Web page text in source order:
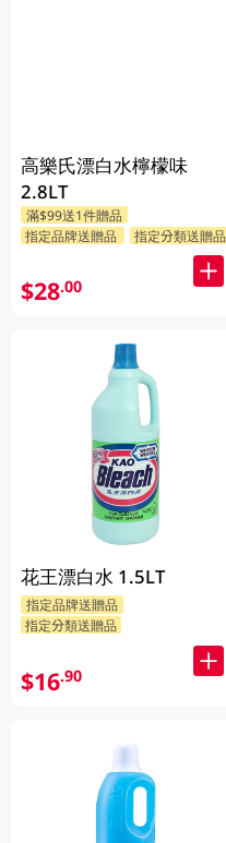
高樂氏漂白水檸檬味
2.8LT
滿$99送1件贈品
指定品牌送贈品
指定分類送贈品
$28.00
花王漂白水 1.5LT
指定品牌送贈品
指定分類送贈品
$16.90